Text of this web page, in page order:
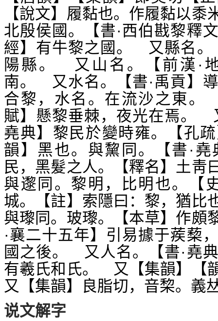
【說文】履黏也。作履黏以
北殷侯國。【書·西伯戡黎釋
經】有牛黎之國。 又縣名。
陽縣。 又山名。【前漢·
南。 又水名。【書·禹貢】
合黎，水名。在流沙之東。
賦】懸黎垂棘，夜光在焉。
堯典】黎民於變時雍。【孔
韻】黑也。與黧同。【書·
民，黑髮之人。【釋名】土
與邌同。黎明，比明也。【
城。【註】索隱曰：黎，猶
與瓈同。玻瓈。【本草】作
·襄二十五年】引易據于蒺
國之後。 又人名。【書·堯
有羲氏和氏。 又【集韻】【
又【集韻】良脂切，音棃。義
说文解字